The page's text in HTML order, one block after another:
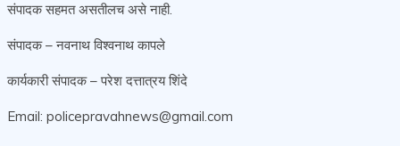
संपादक सहमत असतीलच असे नाही.
संपादक – नवनाथ विश्वनाथ कापले
कार्यकारी संपादक – परेश दत्तात्रय शिंदे
Email: policepravahnews@gmail.com